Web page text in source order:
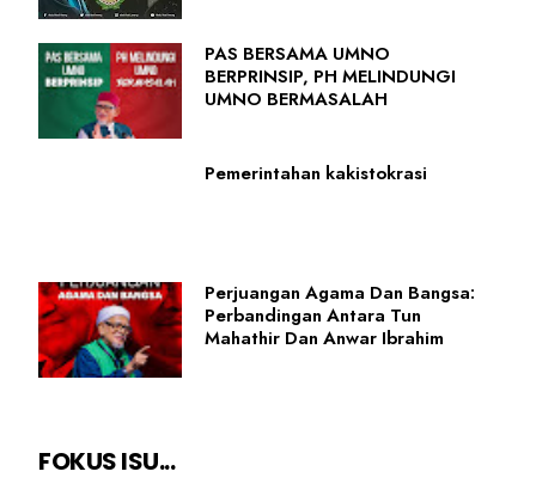
PAS BERSAMA UMNO
BERPRINSIP, PH MELINDUNGI
UMNO BERMASALAH
Pemerintahan kakistokrasi
Perjuangan Agama Dan Bangsa:
Perbandingan Antara Tun
Mahathir Dan Anwar Ibrahim
FOKUS ISU...